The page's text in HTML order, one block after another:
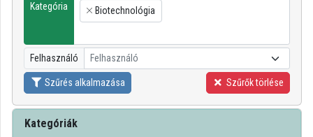
Intézményi listák
Intézmények
Közreműködők
Kategória
×
Biotechnológia
Felhasználó Felhasználó
Szűrés alkalmazása Szűrők törlése
Kategóriák